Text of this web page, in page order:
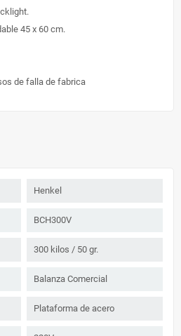
45 x 60 cm.
de falla de fabrica
Henkel
BCH300V
300 kilos / 50 gr.
Balanza Comercial
Plataforma de acero